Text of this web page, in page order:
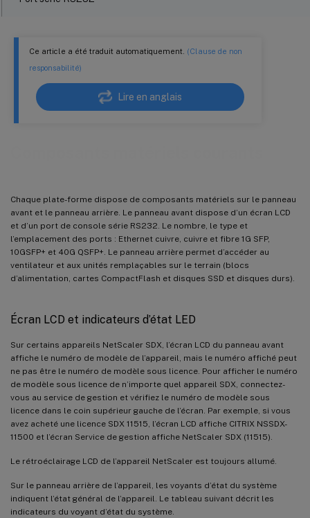
Ce article a été traduit automatiquement. (Clause de non
responsabilité)
Lire en anglais
Chaque plate-forme dispose de composants matériels sur le panneau
avant et le panneau arrière. Le panneau avant dispose d’un écran LCD
et d’un port de console série RS232. Le nombre, le type et
l’emplacement des ports : Ethernet cuivre, cuivre et fibre 1G SFP,
10GSFP+ et 40G QSFP+. Le panneau arrière permet d’accéder au
ventilateur et aux unités remplaçables sur le terrain (blocs
d’alimentation, cartes CompactFlash et disques SSD et disques durs).
Écran LCD et indicateurs d’état LED
Sur certains appareils NetScaler SDX, l’écran LCD du panneau avant
affiche le numéro de modèle de l’appareil, mais le numéro affiché peut
ne pas être le numéro de modèle sous licence. Pour afficher le numéro
de modèle sous licence de n’importe quel appareil SDX, connectez-
vous au service de gestion et vérifiez le numéro de modèle sous
licence dans le coin supérieur gauche de l’écran. Par exemple, si vous
avez acheté une licence SDX 11515, l’écran LCD affiche CITRIX NSSDX-
11500 et l’écran Service de gestion affiche NetScaler SDX (11515).
Le rétroéclairage LCD de l’appareil NetScaler est toujours allumé.
Sur le panneau arrière de l’appareil, les voyants d’état du système
indiquent l’état général de l’appareil. Le tableau suivant décrit les
indicateurs du voyant d’état du système.
Ports de gestion
Ports SFP 1G, SFP+ 10G et QSFP+ 40G
Compatibilité des ports